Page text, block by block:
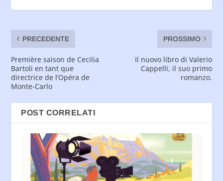
PRECEDENTE
Première saison de Cecilia
Bartoli en tant que
directrice de l’Opéra de
Monte-Carlo
PROSSIMO
Il nuovo libro di Valerio
Cappelli, il suo primo
romanzo.
POST CORRELATI